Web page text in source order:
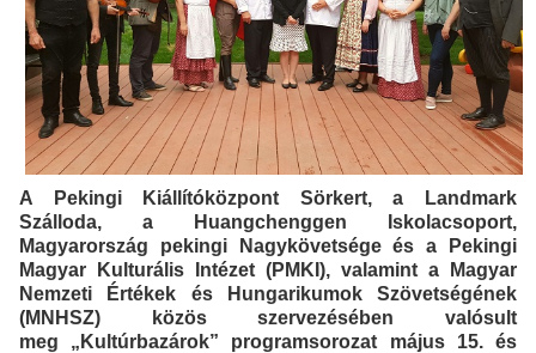
A Pekingi Kiállítóközpont Sörkert, a Landmark
Szálloda, a Huangchenggen Iskolacsoport,
Magyarország pekingi Nagykövetsége és a Pekingi
Magyar Kulturális Intézet (PMKI), valamint a Magyar
Nemzeti Értékek és Hungarikumok Szövetségének
(MNHSZ) közös szervezésében valósult
meg „Kultúrbazárok” programsorozat május 15. és